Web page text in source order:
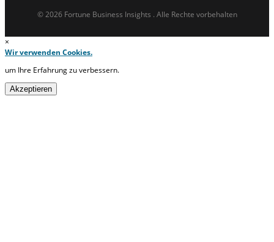
© 2026 Fortune Business Insights . Alle Rechte vorbehalten
×
Wir verwenden Cookies.
um Ihre Erfahrung zu verbessern.
Akzeptieren